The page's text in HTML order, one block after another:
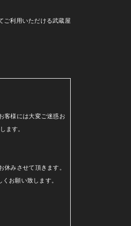
ご利用いただける武蔵屋
客様には大変ご迷惑お
ます。
みさせて頂きます。
お願い致します。